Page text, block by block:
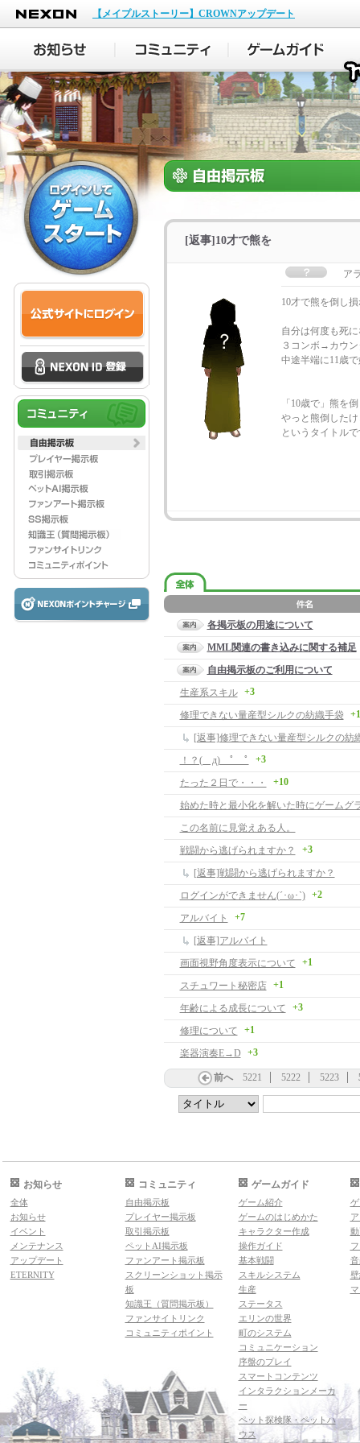
NEXON
【メイプルストーリー】CROWNアップデート
[返事]10才で熊を
ア
10才で熊を倒し
自分は何度も死
３コンボ→カウ
中途半端に11歳
「10歳で」熊を
やっと熊倒した
というタイトル
各掲示板の用途について
MML関連の書き込みに関する補足
自由掲示板のご利用について
生産系スキル
+3
修理できない量産型シルクの紡織手袋 +1
[返事]修理できない量産型シルクの紡
！？( д) ﾟ ﾟ
+3
たった２日で・・・ +10
この名前に見覚えある人。
戦闘から逃げられますか？
+3
[返事]戦闘から逃げられますか？
ログインができません(´･ω･`)
+2
アルバイト +7
[返事]アルバイト
画面視野角度表示について
+1
スチュワート秘密店 +1
年齢による成長について +3
修理について +1
楽器演奏E→D +3
前へ 5221 5222 5223
お知らせ
全体
お知らせ
イベント
メンテナンス
アップデート
ETERNITY
コミュニティ
自由掲示板
プレイヤー掲示板
取引掲示板
ペットAI掲示板
ファンアート掲示板
スクリーンショット掲示
板
知識王（質問掲示板）
ファンサイトリンク
コミュニティポイント
ゲームガイド
ゲーム紹介
ゲームのはじめかた
キャラクター作成
操作ガイド
基本戦闘
スキルシステム
生産
ステータス
エリンの世界
町のシステム
コミュニケーション
序盤のプレイ
スマートコンテンツ
インタラクションメーカ
ー
ペット探検隊・ペットハ
ウス